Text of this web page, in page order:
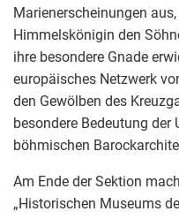
Marienerscheinungen
Himmelskönigin den
ihre besondere Gnade
europäisches Netzwerk
den Gewölben des
besondere Bedeutung
böhmischen
Am Ende der Sektion
„Historischen Museums